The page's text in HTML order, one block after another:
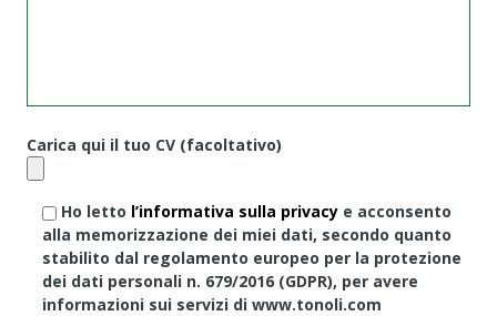
Carica qui il tuo CV (facoltativo)
Ho letto l’informativa sulla privacy e acconsento
alla memorizzazione dei miei dati, secondo quanto
stabilito dal regolamento europeo per la protezione
dei dati personali n. 679/2016 (GDPR), per avere
informazioni sui servizi di www.tonoli.com